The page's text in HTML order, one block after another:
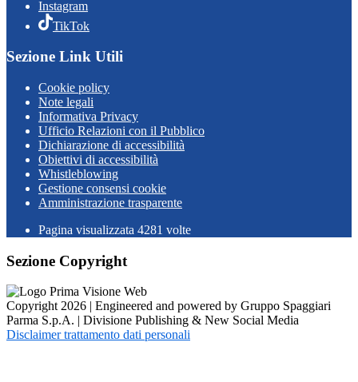
Instagram
TikTok
Sezione Link Utili
Cookie policy
Note legali
Informativa Privacy
Ufficio Relazioni con il Pubblico
Dichiarazione di accessibilità
Obiettivi di accessibilità
Whistleblowing
Gestione consensi cookie
Amministrazione trasparente
Pagina visualizzata 4281 volte
Sezione Copyright
Copyright 2026 | Engineered and powered by Gruppo Spaggiari
Parma S.p.A. | Divisione Publishing & New Social Media
Disclaimer trattamento dati personali